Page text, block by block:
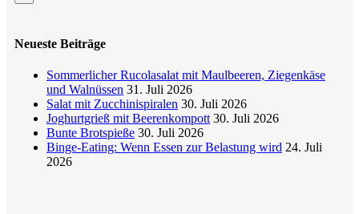
Neueste Beiträge
Sommerlicher Rucolasalat mit Maulbeeren, Ziegenkäse
und Walnüssen 31. Juli 2026
Salat mit Zucchinispiralen 30. Juli 2026
Joghurtgrieß mit Beerenkompott 30. Juli 2026
Bunte Brotspieße 30. Juli 2026
Binge-Eating: Wenn Essen zur Belastung wird 24. Juli
2026